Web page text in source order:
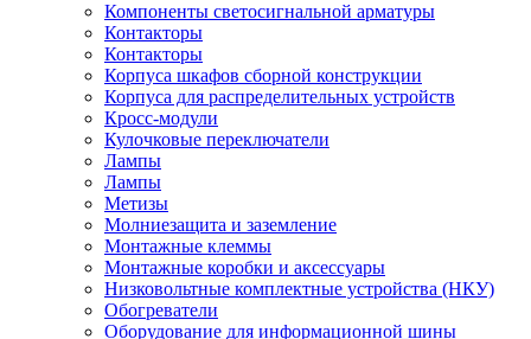
Компоненты светосигнальной арматуры
Контакторы
Контакторы
Корпуса шкафов сборной конструкции
Корпуса для распределительных устройств
Кросс-модули
Кулочковые переключатели
Лампы
Лампы
Метизы
Молниезащита и заземление
Монтажные клеммы
Монтажные коробки и аксессуары
Низковольтные комплектные устройства (НКУ)
Обогреватели
Оборудование для информационной шины